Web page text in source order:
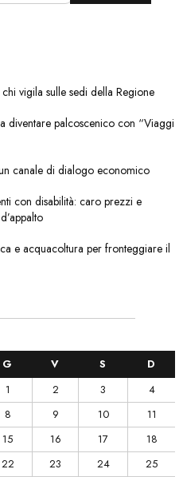
vigila sulle sedi della Regione
diventare palcoscenico con “Viaggi
canale di dialogo economico
con disabilità: caro prezzi e
e acquacoltura per fronteggiare il
G V S
D
1
2 3
4
8 9 10
11
15 16 17
18
22 23 24
25